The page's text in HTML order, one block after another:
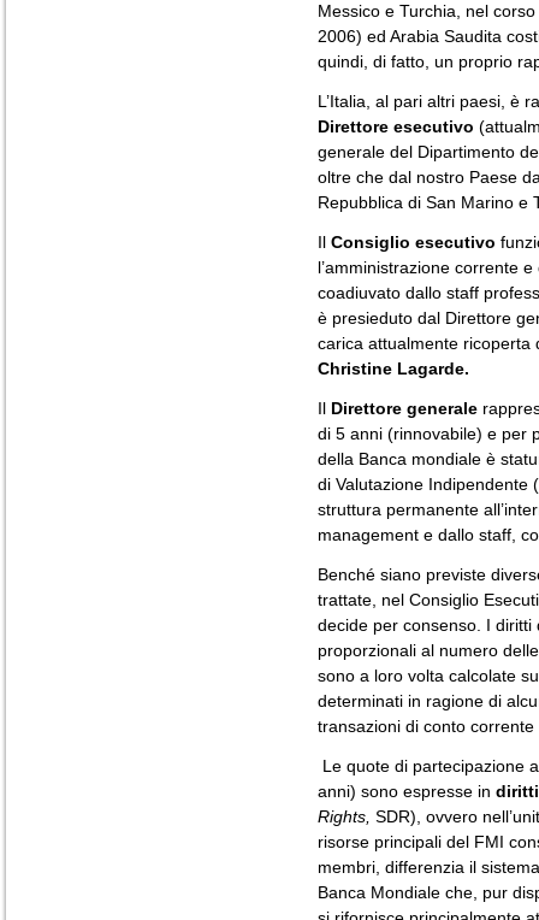
Messico e Turchia, nel
2006) ed Arabia Saudita
quindi, di fatto, un proprio
L’Italia, al pari altri paesi, è
Direttore esecutivo
generale del Dipartimento
oltre che dal nostro Paese
Repubblica di San Marino e
Il Consiglio esecutivo
l’amministrazione corrente e
coadiuvato dallo staff
è presieduto dal Direttore
carica attualmente ricoperta
Christine Lagarde.
Il Direttore generale
di 5 anni (rinnovabile) e per
della Banca mondiale è
di Valutazione Indipendente (
struttura permanente
management e dallo staff,
Benché siano previste
trattate, nel Consiglio
decide per consenso. I
proporzionali al numero
sono a loro volta calcolate
determinati in ragione di
transazioni di conto
Le quote di partecipazione
anni) sono espresse in
Rights, SDR), ovvero
risorse principali del FMI
membri, differenzia il
Banca Mondiale che, pur